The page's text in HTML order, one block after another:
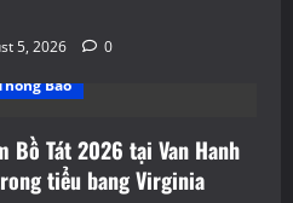
5, 2026
0
Báo
Bồ Tát 2026 tại Van Hanh
tiểu bang Virginia